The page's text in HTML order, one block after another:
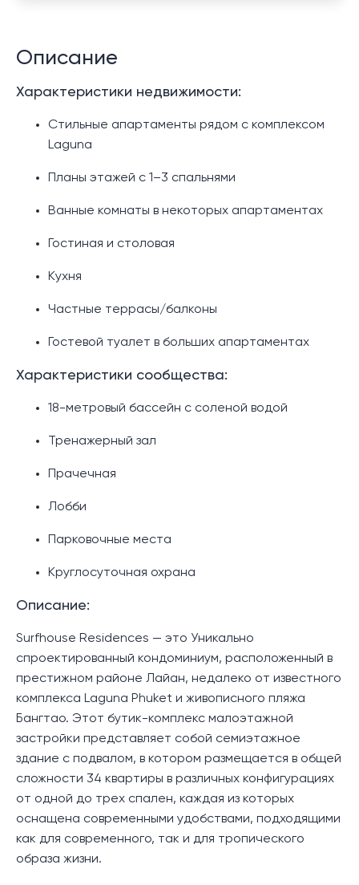
Описание
Характеристики недвижимости:
Стильные апартаменты рядом с комплексом
Laguna
Планы этажей с 1–3 спальнями
Ванные комнаты в некоторых апартаментах
Гостиная и столовая
Кухня
Частные террасы/балконы
Гостевой туалет в больших апартаментах
Характеристики сообщества:
18-метровый бассейн с соленой водой
Тренажерный зал
Прачечная
Лобби
Парковочные места
Круглосуточная охрана
Описание:
Surfhouse Residences — это Уникально
спроектированный кондоминиум, расположенный в
престижном районе Лайан, недалеко от известного
комплекса Laguna Phuket и живописного пляжа
Бангтао. Этот бутик-комплекс малоэтажной
застройки представляет собой семиэтажное
здание с подвалом, в котором размещается в общей
сложности 34 квартиры в различных конфигурациях
от одной до трех спален, каждая из которых
оснащена современными удобствами, подходящими
как для современного, так и для тропического
образа жизни.